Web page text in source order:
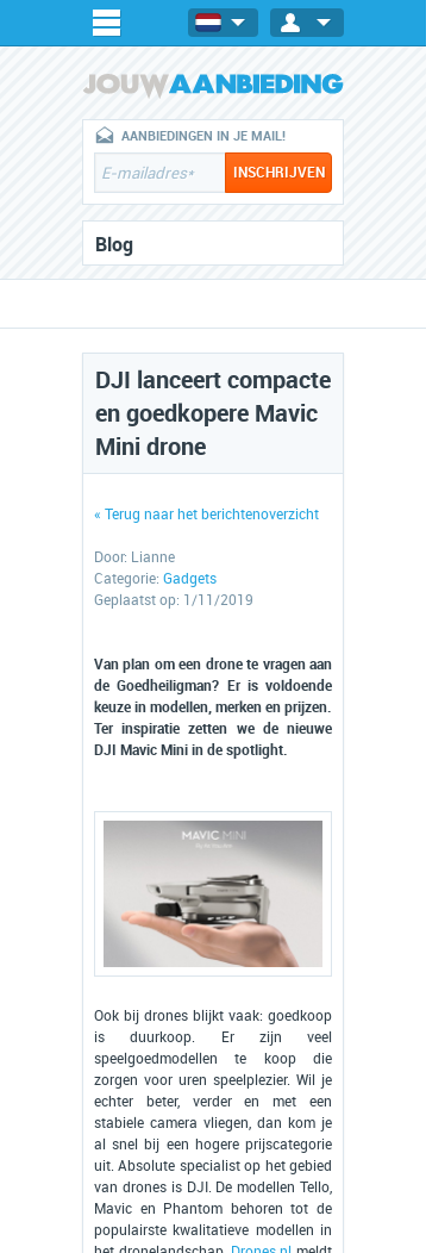
AANBIEDINGEN IN JE MAIL!
Blog
DJI lanceert compacte
en goedkopere Mavic
Mini drone
« Terug naar het berichtenoverzicht
Door: Lianne
Categorie: Gadgets
Geplaatst op: 1/11/2019
Van plan om een drone te vragen aan
de Goedheiligman? Er is voldoende
keuze in modellen, merken en prijzen.
Ter inspiratie zetten we de nieuwe
DJI Mavic Mini in de spotlight.
Ook bij drones blijkt vaak: goedkoop
is duurkoop. Er zijn veel
speelgoedmodellen te koop die
zorgen voor uren speelplezier. Wil je
echter beter, verder en met een
stabiele camera vliegen, dan kom je
al snel bij een hogere prijscategorie
uit. Absolute specialist op het gebied
van drones is DJI. De modellen Tello,
Mavic en Phantom behoren tot de
populairste kwalitatieve modellen in